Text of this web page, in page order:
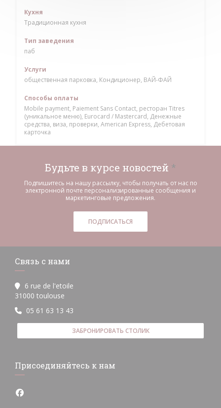
Кухня
Традиционная кухня
Тип заведения
паб
Услуги
общественная парковка, Кондиционер, ВАЙ-ФАЙ
Способы оплаты
Mobile payment, Paiement Sans Contact, ресторан Titres
(уникальное меню), Eurocard / Mastercard, Денежные
средства, виза, проверки, American Express, Дебетовая
карточка
Будьте в курсе новостей *
Подпишитесь на нашу рассылку, чтобы получать от нас по
электронной почте персонализированные сообщения и
маркетинговые предложения.
ПОДПИСАТЬСЯ
Связь с нами
6 rue de l'etoile
31000 toulouse
05 61 63 13 43
ЗАБРОНИРОВАТЬ СТОЛИК
Присоединяйтесь к нам
Facebook ((открывается в новом окне))